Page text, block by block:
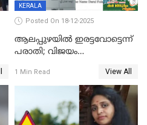
KERALA
Posted On 18-12-2025
ആലപ്പുഴയിൽ ഇരട്ടവോട്ടെന്ന്
പരാതി; വിജയം
വാർഡിലെ എൽഡിഎഫ്
സ്ഥാനാർത്ഥി
1 Min Read View All